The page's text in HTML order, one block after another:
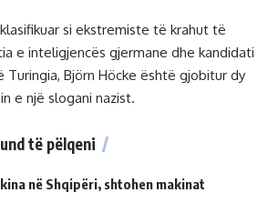
si ekstremiste të krahut të
e inteligjencës gjermane dhe kandidati
Turingia, Björn Höcke është gjobitur dy
e një slogani nazist.
të pëlqeni
në Shqipëri, shtohen makinat